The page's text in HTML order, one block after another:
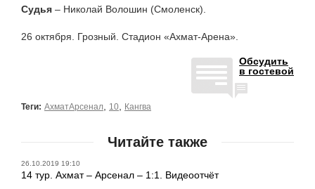
Судья – Николай Волошин (Смоленск).
26 октября. Грозный. Стадион «Ахмат-Арена».
Обсудить
в гостевой
Теги: АхматАрсенал 10 Кангва
Читайте также
26.10.2019 19:10
14 тур. Ахмат – Арсенал – 1:1. Видеоотчёт